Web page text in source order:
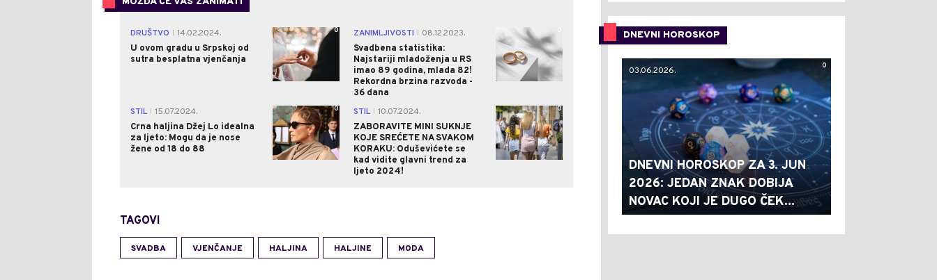
DRUŠTVO
14.02.2024.
U ovom gradu u Srpskoj od
sutra besplatna vjenčanja
0 ZANIMLJIVOSTI
08.12.2023.
Svadbena statistika:
Najstariji mladoženja u RS
imao 89 godina, mlada 82!
Rekordna brzina razvoda -
36 dana
STIL
15.07.2024.
Crna haljina Džej Lo idealna
za ljeto: Mogu da je nose
žene od 18 do 88
0 STIL
10.07.2024.
ZABORAVITE MINI SUKNJE
KOJE SREĆETE NA SVAKOM
KORAKU: Oduševićete se
kad vidite glavni trend za
ljeto 2024!
0
TAGOVI
SVADBA VJENČANJE HALJINA HALJINE MODA
DNEVNI HOROSKOP
0
03.06.2026.
DNEVNI HOROSKOP ZA 3. JUN
2026: JEDAN ZNAK DOBIJA
NOVAC KOJI JE DUGO ČEK...